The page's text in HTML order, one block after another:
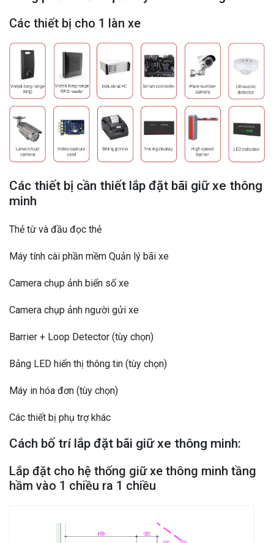
Các thiết bị cho 1 làn xe
Các thiết bị cần thiết lắp đặt bãi giữ xe thông
minh
Thẻ từ và đầu đọc thẻ
Máy tính cài phần mềm Quản lý bãi xe
Camera chụp ảnh biển số xe
Camera chụp ảnh người gửi xe
Barrier + Loop Detector (tùy chọn)
Bảng LED hiển thị thông tin (tùy chọn)
Máy in hóa đơn (tùy chọn)
Các thiết bị phụ trợ khác
Cách bố trí lắp đặt bãi giữ xe thông minh:
Lắp đặt cho hệ thống giữ xe thông minh tầng
hầm vào 1 chiều ra 1 chiều